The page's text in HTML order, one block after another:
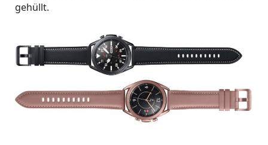
gehüllt.